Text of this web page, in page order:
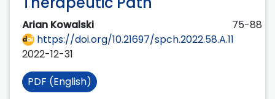
Arian Kowalski
75-88
https://doi.org/10.21697/spch.2022.58.A.11
2022-12-31
PDF (English)